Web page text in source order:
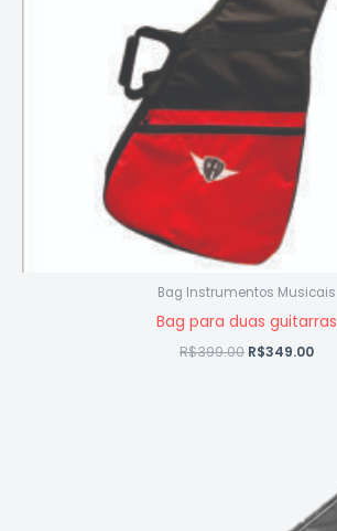
Bag Instrumentos Musicais
Bag para duas guitarras
R$399.00 R$349.00